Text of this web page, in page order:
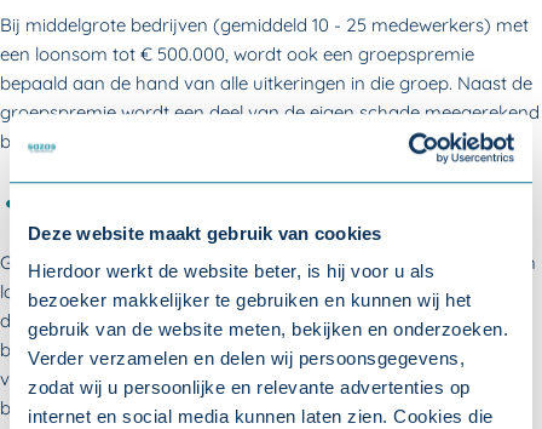
Deze website maakt gebruik van cookies
Hierdoor werkt de website beter, is hij voor u als
bezoeker makkelijker te gebruiken en kunnen wij het
gebruik van de website meten, bekijken en onderzoeken.
Verder verzamelen en delen wij persoonsgegevens,
zodat wij u persoonlijke en relevante advertenties op
internet en social media kunnen laten zien. Cookies die
Bij middelgrote bedrijven (gemiddeld 10 - 25 medewerkers) met
een loonsom tot € 500.000, wordt ook een groepspremie
bepaald aan de hand van alle uitkeringen in die groep. Naast de
groepspremie wordt een deel van de eigen schade meegerekend
bij de jaarlijkse premievaststelling.
Grote bedrijven (gemiddeld meer dan 25 medewerkers) met een
loonsom van meer dan € 500.000 worden altijd beoordeeld op
de eigen verzuimcijfers en de eigen gerealiseerde schade. Deze
bedrijven zijn, ondersteund door ons, zelf in staat om actief aan
verzuimbeheersing te doen. Daarom passen we bij deze
bedrijven geen groepspremies toe.